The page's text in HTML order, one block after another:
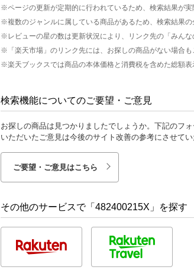
※ページの更新が定期的に行われているため、検索結果が
※複数のジャンルに属している商品があるため、検索結果
※レビューの星の数は更新状況により、リンク先の「みん
※「楽天市場」のリンク先には、お探しの商品がない場合
※楽天ブックスでは商品の本体価格と消費税を含めた総額
検索機能についてのご要望・ご意見
お探しの商品は見つかりましたでしょうか。下記のフ
いただいたご意見は今後のサイト改善の参考にさせてい
ご要望・ご意見はこちら
その他のサービスで「482400215X」を探す